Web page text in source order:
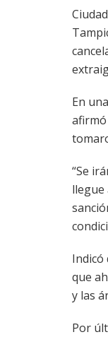
En
“Se
llegue
Indicó
que
y las
Por